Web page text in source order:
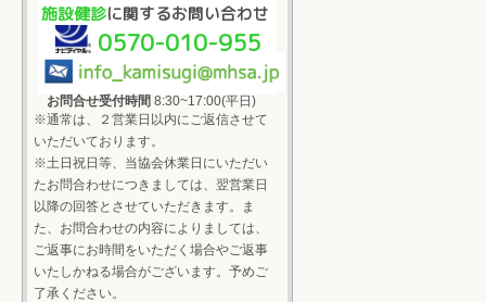
施設健診に関するお問い合わせ
0570-010-955
お問合せ受付時間 8:30~17:00(平日)
※通常は、２営業日以内にご返信させて
いただいております。
※土日祝日等、当協会休業日にいただい
たお問合わせにつきましては、翌営業日
以降の回答とさせていただきます。ま
た、お問合わせの内容によりましては、
ご返事にお時間をいただく場合やご返事
いたしかねる場合がございます。予めご
了承ください。